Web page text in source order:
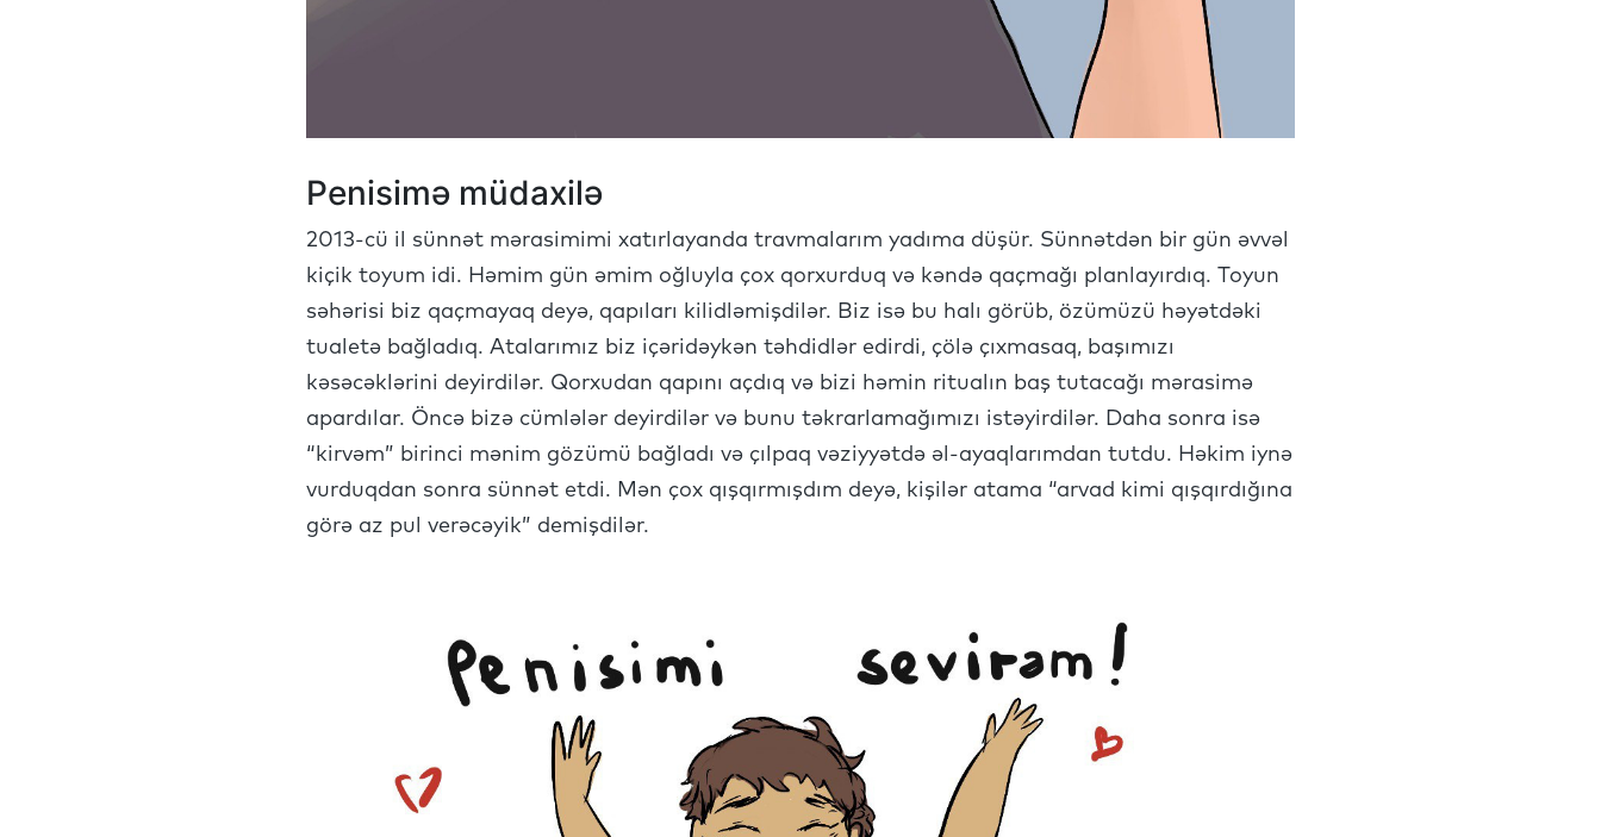
Penisimə müdaxilə
2013-cü il sünnət mərasimimi xatırlayanda travmalarım yadıma düşür. Sünnətdən bir gün əvvəl
kiçik toyum idi. Həmim gün əmim oğluyla çox qorxurduq və kəndə qaçmağı planlayırdıq. Toyun
səhərisi biz qaçmayaq deyə, qapıları kilidləmişdilər. Biz isə bu halı görüb, özümüzü həyətdəki
tualetə bağladıq. Atalarımız biz içəridəykən təhdidlər edirdi, çölə çıxmasaq, başımızı
kəsəcəklərini deyirdilər. Qorxudan qapını açdıq və bizi həmin ritualın baş tutacağı mərasimə
apardılar. Öncə bizə cümlələr deyirdilər və bunu təkrarlamağımızı istəyirdilər. Daha sonra isə
“kirvəm” birinci mənim gözümü bağladı və çılpaq vəziyyətdə əl-ayaqlarımdan tutdu. Həkim iynə
vurduqdan sonra sünnət etdi. Mən çox qışqırmışdım deyə, kişilər atama “arvad kimi qışqırdığına
görə az pul verəcəyik” demişdilər.